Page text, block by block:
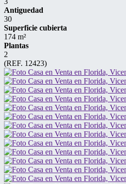
Antiguedad
30
Superficie cubierta
174 m²
Plantas
2
(REF. 12423)